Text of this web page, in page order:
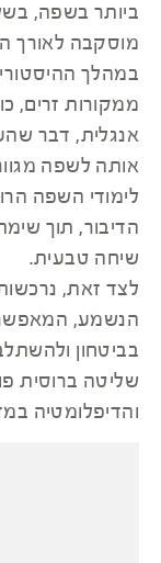
ביותר בשפה,
מוסקבה לאורך
במהלך
ממקורות זרים,
אנגלית, דבר
אותה לשפה
לימודי השפה
הדיבור, תוך
שיחה טבעית.
לצד זאת,
הנשמע,
בביטחון
שליטה ברוסית
והדיפלומטיה